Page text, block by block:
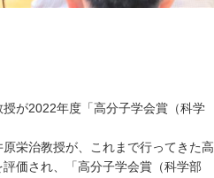
が2022年度「高分子学会賞（科学
栄治教授が、これまで行ってきた高
価され、「高分子学会賞（科学部